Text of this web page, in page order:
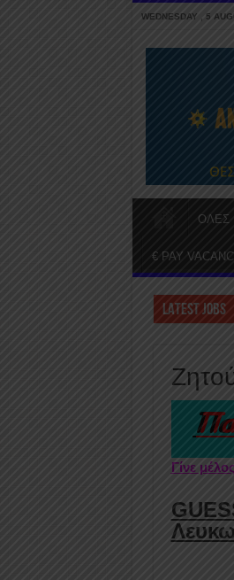
WEDNESDAY , 5
ΟΛΕΣ
€ PAY
LATEST JOBS
Γίνε